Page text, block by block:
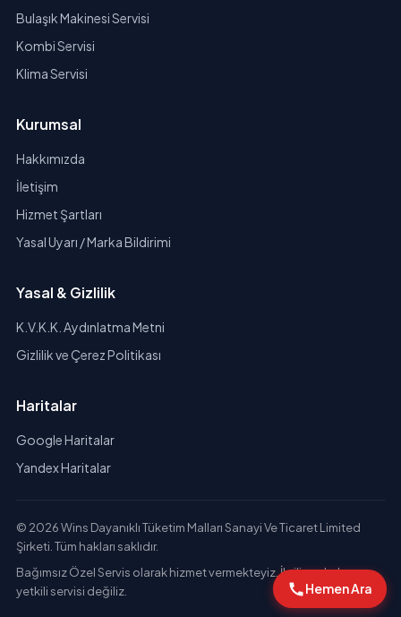
Bulaşık Makinesi Servisi
Kombi Servisi
Klima Servisi
Kurumsal
Hakkımızda
İletişim
Hizmet Şartları
Yasal Uyarı / Marka Bildirimi
Yasal & Gizlilik
K.V.K.K. Aydınlatma Metni
Gizlilik ve Çerez Politikası
Haritalar
Google Haritalar
Yandex Haritalar
© 2026 Wins Dayanıklı Tüketim Malları Sanayi Ve Ticaret Limited
Şirketi. Tüm hakları saklıdır.
Bağımsız Özel Servis olarak hizmet vermekteyiz. İlgili markaların
yetkili servisi değiliz.
Hemen Ara